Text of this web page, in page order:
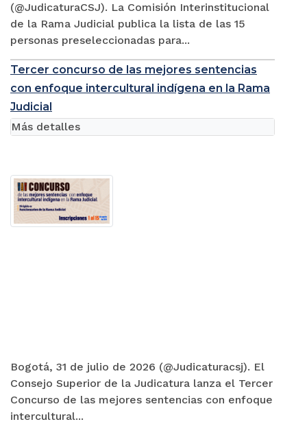
(@JudicaturaCSJ). La Comisión Interinstitucional
de la Rama Judicial publica la lista de las 15
personas preseleccionadas para...
Tercer concurso de las mejores sentencias
con enfoque intercultural indígena en la Rama
Judicial
Bogotá, 31 de julio de 2026 (@Judicaturacsj). El
Consejo Superior de la Judicatura lanza el Tercer
Concurso de las mejores sentencias con enfoque
intercultural...
Más detalles